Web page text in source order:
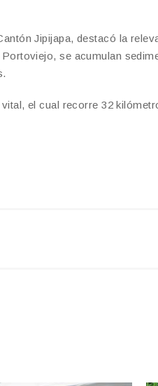
Jipijapa, destacó la
se acumulan
el cual recorre 32